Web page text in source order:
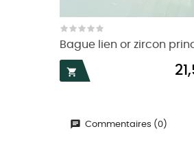
Bague lien or zircon

Prix
Commentaires (0)